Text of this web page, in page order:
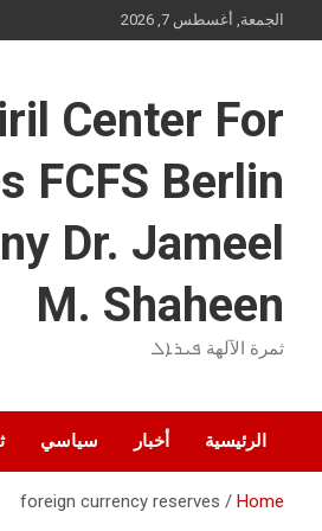
to
الجمعة, أغسطس 7, 2026
Center For
FCFS Berlin
Dr. Jameel
M. Shaheen
ثمرة الآلهة ܦܝܪܐܠ
الرئيسية أخبار سياسي
Home
foreign currency reserves